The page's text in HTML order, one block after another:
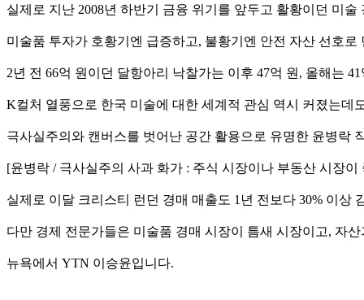
실제로 지난 2008년 하반기 금융 위기를 앞두고 활황이던 미
미술품 투자가 호황기엔 급증하고, 불황기엔 안전 자산 선호로
2년 전 66억 원이던 달항아리 낙찰가는 이후 47억 원, 올해는
K컬처 열풍으로 한국 미술에 대한 세계적 관심 역시 커졌는
극사실주의와 캔버스를 벗어난 공간 활용으로 유명한 윤병락
[윤병락 / 극사실주의 사과 화가 : 주식 시장이나 부동산 시장
실제로 이달 크리스티 런던 경매 매출도 1년 전보다 30% 이상
다만 경제 전문가들은 미술품 경매 시장이 틈새 시장이고, 자
뉴욕에서 YTN 이승윤입니다.